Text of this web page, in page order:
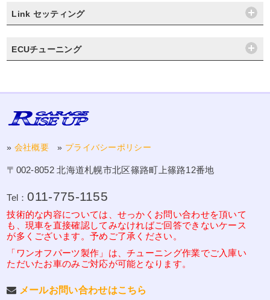
Link セッティング
ECUチューニング
» 会社概要 » プライバシーポリシー
〒002-8052 北海道札幌市北区篠路町上篠路12番地
Tel：011-775-1155
技術的な内容については、せっかくお問い合わせを頂いて
も、現車を直接確認してみなければご回答できないケース
が多くございます。予めご了承ください。
「ワンオフパーツ製作」は、チューニング作業でご入庫い
ただいたお車のみご対応が可能となります。
メールお問い合わせはこちら